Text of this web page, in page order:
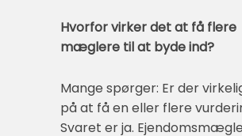
Hvorfor virker det at få flere
mæglere til at byde ind?
Mange spørger: Er der
på at få en eller flere
Svaret er ja.